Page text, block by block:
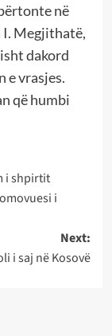
në
I. Megjithatë,
dakord
e vrasjes.
që humbi
i shpirtit
i
Next:
i saj në Kosovë